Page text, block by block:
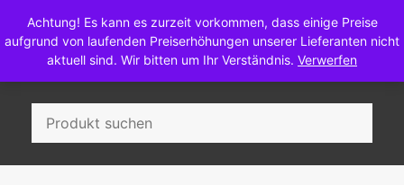
Achtung! Es kann es zurzeit vorkommen, dass einige Preise
aufgrund von laufenden Preiserhöhungen unserer Lieferanten nicht
aktuell sind. Wir bitten um Ihr Verständnis. Verwerfen